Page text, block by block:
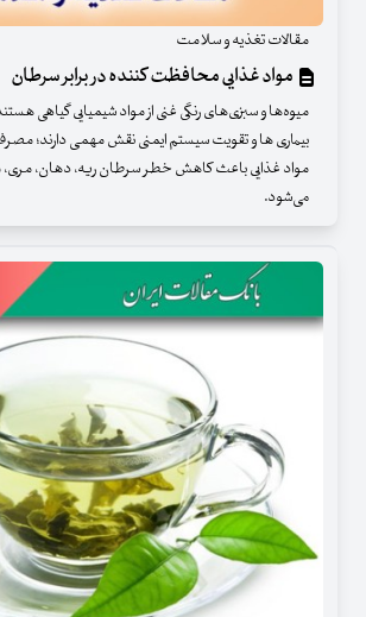
مقالات تغذیه و سلامت
مواد غذایی محافظت کننده در برابر سرطان
میوه‌ها و سبزی‌های رنگی غنی از مواد شیمیایی گیاهی هستند
بیماری ها و تقویت سیستم ایمنی نقش مهمی دارند؛
مواد غذایی باعث کاهش خطر سرطان ریه، دهان، مری،
می‌شود.